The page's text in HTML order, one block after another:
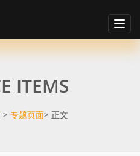
ITEMS
> 专题页面> 正文